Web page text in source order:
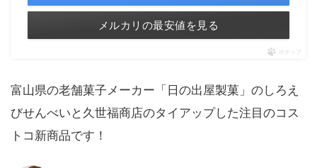
メルカリの最安値を見る
ポチップ
富山県の老舗菓子メーカー「日の出屋製菓」のしろえ
びせんべいと久世福商店のタイアップした注目のコス
トコ新商品です！